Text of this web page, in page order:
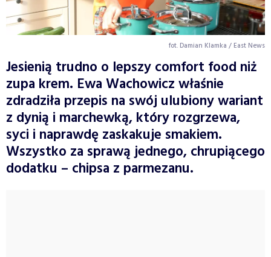
fot. Damian Klamka / East News
Jesienią trudno o lepszy comfort food niż
zupa krem. Ewa Wachowicz właśnie
zdradziła przepis na swój ulubiony wariant
z dynią i marchewką, który rozgrzewa,
syci i naprawdę zaskakuje smakiem.
Wszystko za sprawą jednego, chrupiącego
dodatku – chipsa z parmezanu.